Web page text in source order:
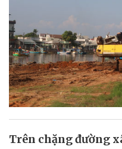
Trên chặng đường